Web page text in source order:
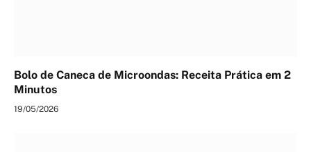
Bolo de Caneca de Microondas: Receita Prática em 2
Minutos
19/05/2026